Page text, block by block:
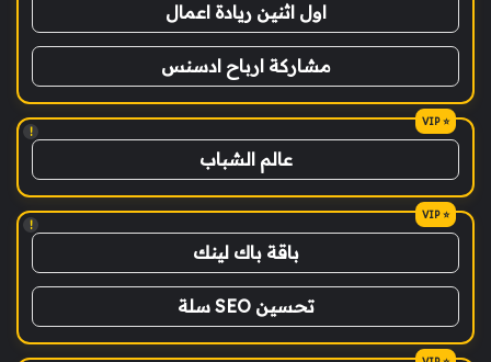
اول اثنين ريادة اعمال
مشاركة ارباح ادسنس
!
عالم الشباب
!
باقة باك لينك
تحسين SEO سلة